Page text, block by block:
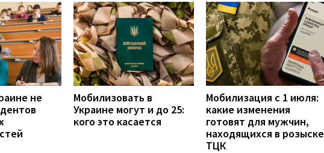
не
Мобилизовать в
Украине могут и до 25:
кого это касается
Мобилизация с 1 июля:
какие изменения
готовят для мужчин,
находящихся в розыске
ТЦК